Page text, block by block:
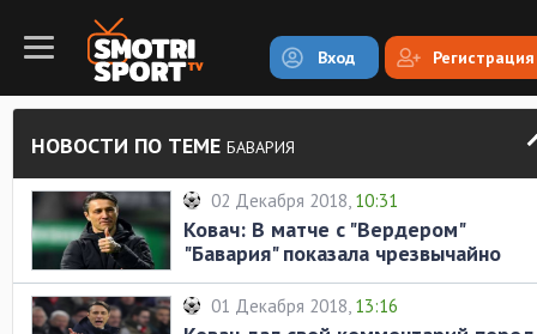
Вход Регистрация
НОВОСТИ ПО ТЕМЕ БАВАРИЯ
02 Декабря 2018, 10:31
Ковач: В матче с "Вердером"
"Бавария" показала чрезвычайно
хорошую игру
01 Декабря 2018, 13:16